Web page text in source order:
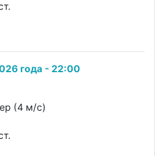
года - 22:00
(4 м/с)